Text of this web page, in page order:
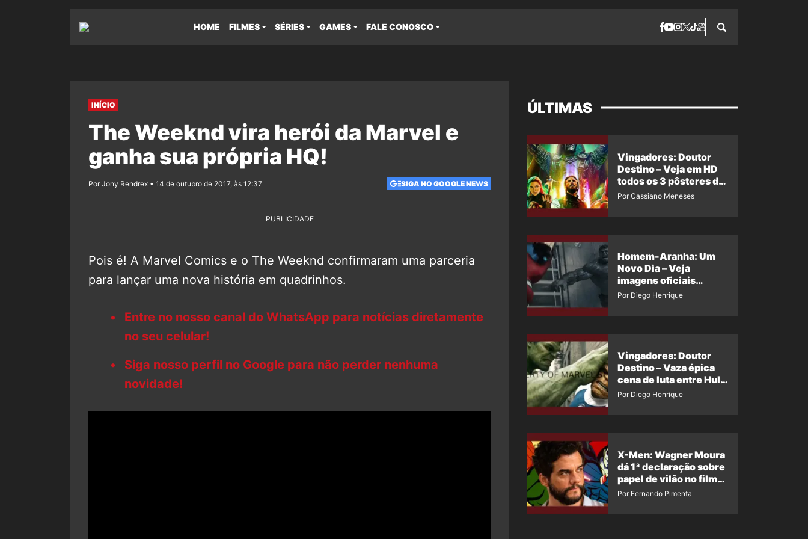
HOME FILMES SÉRIES GAMES FALE CONOSCO
INÍCIO
The Weeknd vira herói da Marvel e
ganha sua própria HQ!
Por Jony Rendrex • 14 de outubro de 2017, às 12:37 SIGA NO GOOGLE NEWS
PUBLICIDADE
Pois é! A Marvel Comics e o The Weeknd confirmaram uma parceria
para lançar uma nova história em quadrinhos.
Entre no nosso canal do WhatsApp para notícias diretamente
no seu celular!
Siga nosso perfil no Google para não perder nenhuma
novidade!
ÚLTIMAS
Vingadores: Doutor
Destino – Veja em HD
todos os 3 pôsteres de
‘Doomsday’ + 1 imagem
Por Cassiano Meneses
Homem-Aranha: Um
Novo Dia – Veja
imagens oficiais
descartadas do Hulk
Por Diego Henrique
Vingadores: Doutor
Destino – Vaza épica
cena de luta entre Hulk
e o Coisa
Por Diego Henrique
X-Men: Wagner Moura
dá 1ª declaração sobre
papel de vilão no filme
da Marvel
Por Fernando Pimenta